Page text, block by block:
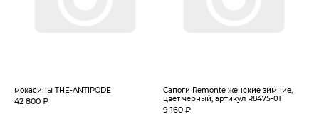
мокасины THE-ANTIPODE
42 800 ₽
Сапоги Remonte женские зимние,
цвет черный, артикул R8475-01
9 160 ₽